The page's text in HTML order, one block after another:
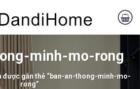
minh-mo-rong
được gắn thẻ “ban-an-thong-minh-mo-
rong”